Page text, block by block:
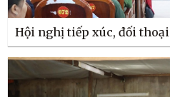
Hội nghị tiếp xúc, đối thoại